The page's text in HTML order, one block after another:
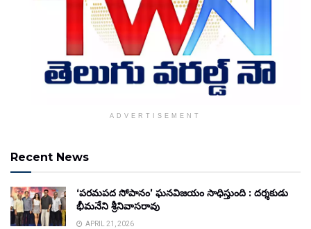
ADVERTISEMENT
Recent News
‘పరమపద సోపానం’ ఘనవిజయం సాధిస్తుంది : దర్శకుడు
భీమనేని శ్రీనివాసరావు
APRIL 21, 2026